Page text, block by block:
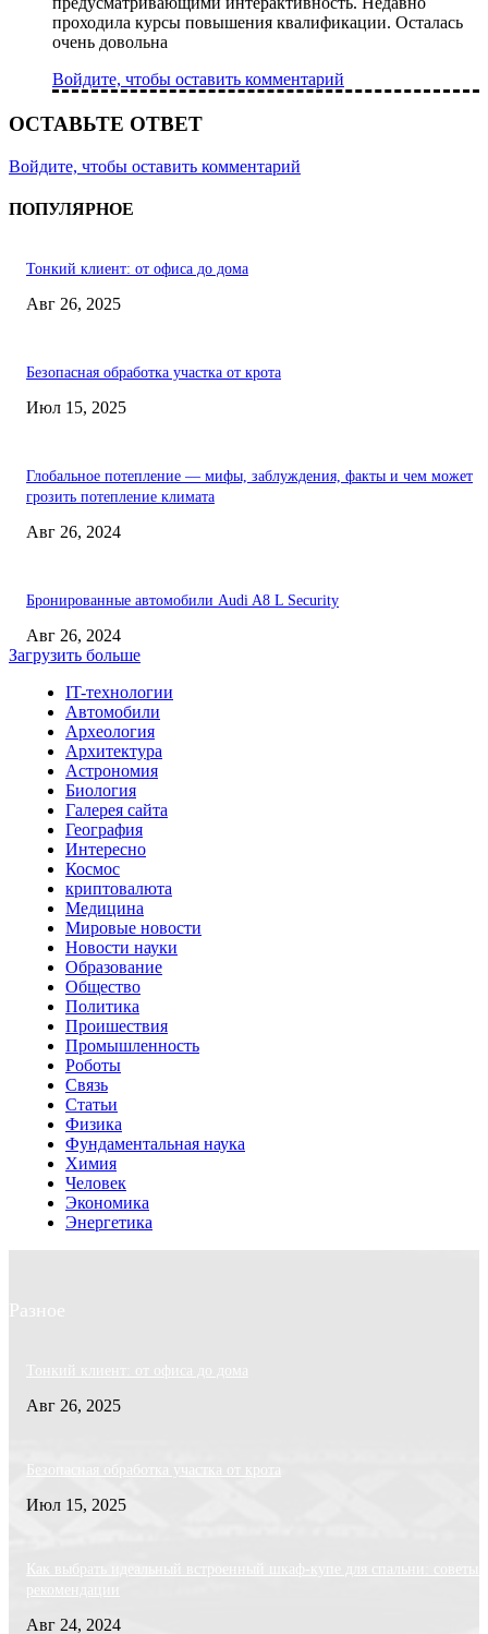
проходила курсы повышения квалификации. Осталась
очень довольна
Войдите, чтобы оставить комментарий
ОСТАВЬТЕ ОТВЕТ
Войдите, чтобы оставить комментарий
ПОПУЛЯРНОЕ
Тонкий клиент: от офиса до дома
Авг 26, 2025
Безопасная обработка участка от крота
Июл 15, 2025
Глобальное потепление — мифы, заблуждения, факты и чем может
грозить потепление климата
Авг 26, 2024
Бронированные автомобили Audi A8 L Security
Авг 26, 2024
Загрузить больше
IT-технологии
Автомобили
Археология
Архитектура
Астрономия
Биология
Галерея сайта
География
Интересно
Космос
криптовалюта
Медицина
Мировые новости
Новости науки
Образование
Общество
Политика
Проишествия
Промышленность
Роботы
Связь
Статьи
Физика
Фундаментальная наука
Химия
Человек
Экономика
Энергетика
Разное
Тонкий клиент: от офиса до дома
Авг 26, 2025
Безопасная обработка участка от крота
Июл 15, 2025
Как выбрать идеальный встроенный шкаф-купе для спальни: советы
рекомендации
Авг 24, 2024